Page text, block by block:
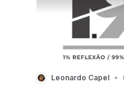
Leonardo Capel •